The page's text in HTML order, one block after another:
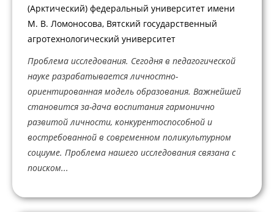
(Арктический) федеральный университет имени
М. В. Ломоносова, Вятский государственный
агротехнологический университет
Проблема исследования. Сегодня в педагогической
науке разрабатывается личностно-
ориентированная модель образования. Важнейшей
становится за-дача воспитания гармонично
развитой личности, конкурентоспособной и
востребованной в современном поликультурном
социуме. Проблема нашего исследования связана с
поиском...